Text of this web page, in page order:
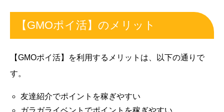
【GMOポイ活】のメリット
【GMOポイ活】を利用するメリットは、以下の通りで
す。
友達紹介でポイントを稼ぎやすい
ガラガライベントでポイントを稼ぎやすい